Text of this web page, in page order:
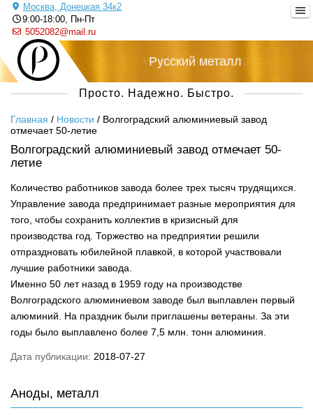
Москва, Донецкая 34к2
9:00-18:00, Пн-Пт
5052082@mail.ru
Русский металл
+7 (495) 505-20-82
Просто. Надежно. Быстро.
Аноды, металл
Главная / Новости / Волгоградский алюминиевый завод
отмечает 50-летие
Волгоградский алюминиевый завод отмечает 50-
летие
Количество работников завода более трех тысяч трудящихся.
Управление завода предпринимает разные мероприятия для
того, чтобы сохранить коллектив в кризисный для
производства год. Торжество на предприятии решили
отпраздновать юбилейной плавкой, в которой участвовали
лучшие работники завода.
Именно 50 лет назад в 1959 году на производстве
Волгоградского алюминиевом заводе был выплавлен первый
алюминий. На праздник были приглашены ветераны. За эти
годы было выплавлено более 7,5 млн. тонн алюминия.
Дата публикации: 2018-07-27